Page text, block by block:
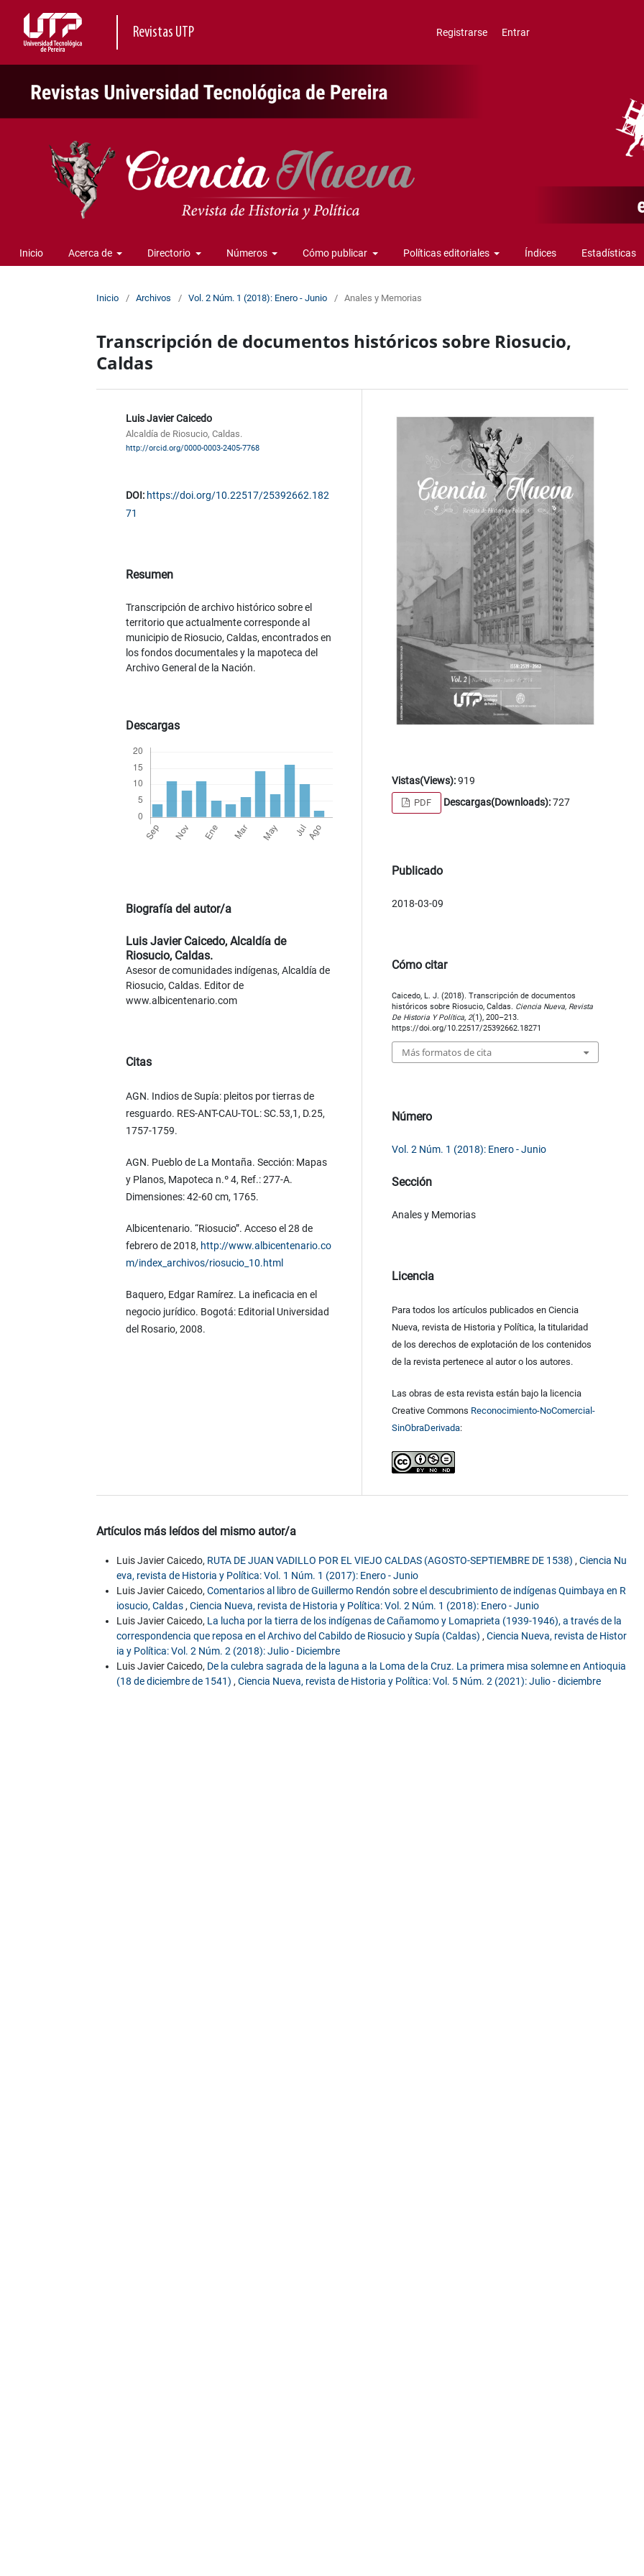
Revistas UTP Registrarse Entrar
Inicio Acerca de Directorio Números Cómo publicar Políticas editoriales Índices Estadísticas
Inicio / Archivos / Vol. 2 Núm. 1 (2018): Enero - Junio / Anales y Memorias
Transcripción de documentos históricos sobre Riosucio,
Caldas
Luis Javier Caicedo
Alcaldía de Riosucio, Caldas.
http://orcid.org/0000-0003-2405-7768
DOI: https://doi.org/10.22517/25392662.182
71
Resumen
Transcripción de archivo histórico sobre el
territorio que actualmente corresponde al
municipio de Riosucio, Caldas, encontrados en
los fondos documentales y la mapoteca del
Archivo General de la Nación.
Descargas
Biografía del autor/a
Luis Javier Caicedo, Alcaldía de
Riosucio, Caldas.
Asesor de comunidades indígenas, Alcaldía de
Riosucio, Caldas. Editor de
www.albicentenario.com
Citas
AGN. Indios de Supía: pleitos por tierras de
resguardo. RES-ANT-CAU-TOL: SC.53,1, D.25,
1757-1759.
AGN. Pueblo de La Montaña. Sección: Mapas
y Planos, Mapoteca n.º 4, Ref.: 277-A.
Dimensiones: 42-60 cm, 1765.
Albicentenario. “Riosucio”. Acceso el 28 de
febrero de 2018, http://www.albicentenario.co
m/index_archivos/riosucio_10.html
Baquero, Edgar Ramírez. La ineficacia en el
negocio jurídico. Bogotá: Editorial Universidad
del Rosario, 2008.
Vistas(Views):919
PDF Descargas(Downloads):727
Publicado
2018-03-09
Cómo citar
Caicedo, L. J. (2018). Transcripción de documentos
históricos sobre Riosucio, Caldas. Ciencia Nueva, Revista
De Historia Y Política, 2(1), 200–213.
https://doi.org/10.22517/25392662.18271
Más formatos de cita
Número
Vol. 2 Núm. 1 (2018): Enero - Junio
Sección
Anales y Memorias
Licencia
Para todos los artículos publicados en Ciencia
Nueva, revista de Historia y Política, la titularidad
de los derechos de explotación de los contenidos
de la revista pertenece al autor o los autores.
Las obras de esta revista están bajo la licencia
Creative Commons Reconocimiento-NoComercial-
SinObraDerivada:
Artículos más leídos del mismo autor/a
Luis Javier Caicedo, RUTA DE JUAN VADILLO POR EL VIEJO CALDAS (AGOSTO-SEPTIEMBRE DE 1538) ,Ciencia Nu
eva, revista de Historia y Política: Vol. 1 Núm. 1 (2017): Enero - Junio
Luis Javier Caicedo,Comentarios al libro de Guillermo Rendón sobre el descubrimiento de indígenas Quimbaya en R
iosucio, Caldas ,Ciencia Nueva, revista de Historia y Política: Vol. 2 Núm. 1 (2018): Enero - Junio
Luis Javier Caicedo, La lucha por la tierra de los indígenas de Cañamomo y Lomaprieta (1939-1946), a través de la
correspondencia que reposa en el Archivo del Cabildo de Riosucio y Supía (Caldas) ,Ciencia Nueva, revista de Histor
ia y Política: Vol. 2 Núm. 2 (2018): Julio - Diciembre
Luis Javier Caicedo, De la culebra sagrada de la laguna a la Loma de la Cruz. La primera misa solemne en Antioquia
(18 de diciembre de 1541) ,Ciencia Nueva, revista de Historia y Política: Vol. 5 Núm. 2 (2021): Julio - diciembre